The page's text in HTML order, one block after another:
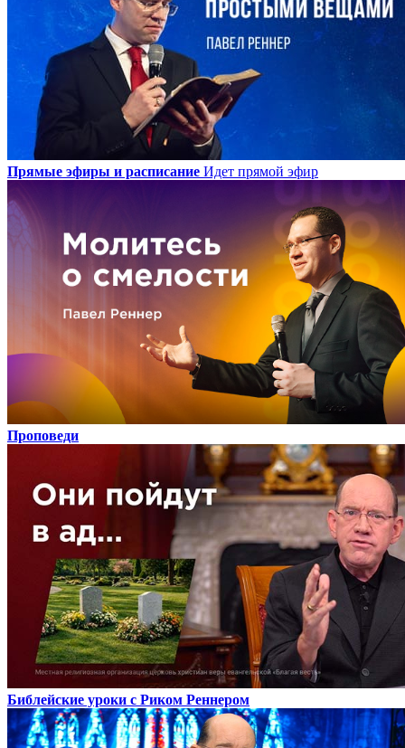
Прямые эфиры и расписание Идет прямой эфир
Проповеди
Библейские уроки с Риком Реннером